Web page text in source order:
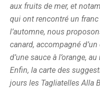
aux fruits de mer, et
qui ont rencontré un
l’automne, nous
canard, accompagné
d’une sauce à l’orange,
Enfin, la carte des
jours les Tagliatelles Alla